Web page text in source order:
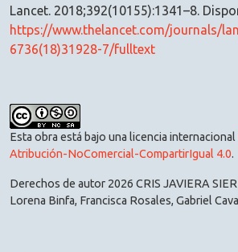
Lancet. 2018;392(10155):1341–8.
https://www.thelancet.com/journals/
6736(18)31928-7/fulltext
Esta obra está bajo una licencia internacional
Atribución-NoComercial-CompartirIgual 4.0.
Derechos de autor 2026 CRIS JAVIERA
Lorena Binfa, Francisca Rosales, Gabriel